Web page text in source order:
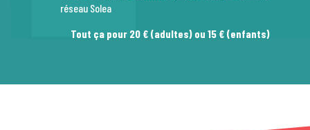
réseau Solea
Tout ça pour 20 € (adultes) ou 15 € (enfants)